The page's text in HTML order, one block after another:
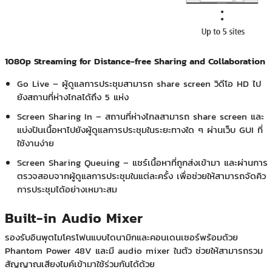
1080p Streaming for Distance-free Sharing and Collaboration
Go Live – ผู้ดูแลการประชุมสามารถ share screen วิดีโอ HD ไป
ยังสถานที่ห่างไกลได้ถึง 5 แห่ง
Screen Sharing In – สถานที่ห่างไกลสามารถ share screen และ
แบ่งปันเนื้อหาไปยังผู้ดูแลการประชุมในระยะทางใด ๆ ผ่านเว็บ GUI ที่
ใช้งานง่าย
Screen Sharing Queuing – แชร์เนื้อหาที่ถูกส่งเข้ามา และผ่านการ
ตรวจสอบจากผู้ดูแลการประชุมในแต่ละครั้ง เพื่อช่วยให้สามารถจัดคิว
การประชุมได้อย่างเหมาะสม
Built-in Audio Mixer
รองรับอินพุตไมโครโฟนแบบไดนามิกและคอนเดนเซอร์พร้อมด้วย
Phantom Power 48V และมี audio mixer ในตัว ช่วยให้สามารถรวม
สัญญาณเสียงไมค์เข้ามาใช้ร่วมกันได้ด้วย